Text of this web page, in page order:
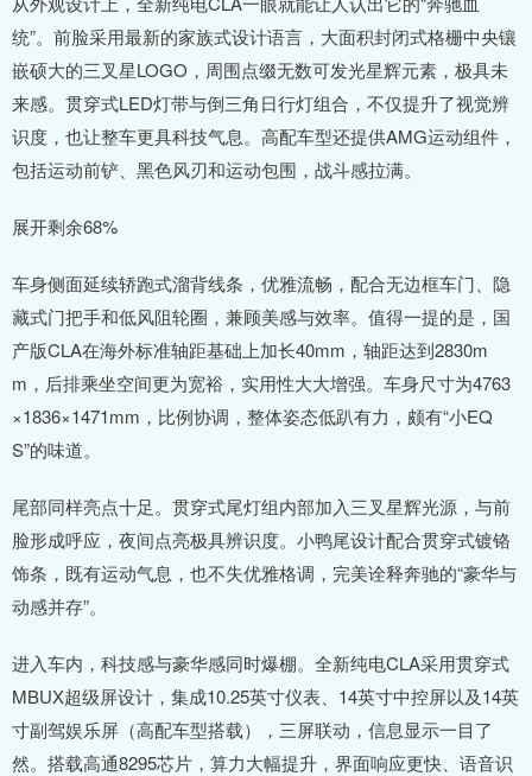
统”。前脸采用最新的家族式设计语言，大面积封闭式格栅中央镶
嵌硕大的三叉星LOGO，周围点缀无数可发光星辉元素，极具未
来感。贯穿式LED灯带与倒三角日行灯组合，不仅提升了视觉辨
识度，也让整车更具科技气息。高配车型还提供AMG运动组件，
包括运动前铲、黑色风刃和运动包围，战斗感拉满。
展开剩余68%
车身侧面延续轿跑式溜背线条，优雅流畅，配合无边框车门、隐
藏式门把手和低风阻轮圈，兼顾美感与效率。值得一提的是，国
产版CLA在海外标准轴距基础上加长40mm，轴距达到2830m
m，后排乘坐空间更为宽裕，实用性大大增强。车身尺寸为4763
×1836×1471mm，比例协调，整体姿态低趴有力，颇有“小EQ
S”的味道。
尾部同样亮点十足。贯穿式尾灯组内部加入三叉星辉光源，与前
脸形成呼应，夜间点亮极具辨识度。小鸭尾设计配合贯穿式镀铬
饰条，既有运动气息，也不失优雅格调，完美诠释奔驰的“豪华与
动感并存”。
进入车内，科技感与豪华感同时爆棚。全新纯电CLA采用贯穿式
MBUX超级屏设计，集成10.25英寸仪表、14英寸中控屏以及14英
寸副驾娱乐屏（高配车型搭载），三屏联动，信息显示一目了
然。搭载高通8295芯片，算力大幅提升，界面响应更快、语音识